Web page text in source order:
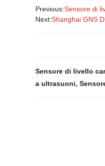
Previous:Sensore di
Next:Shanghai GNS
Sensore di livello
a ultrasuoni,